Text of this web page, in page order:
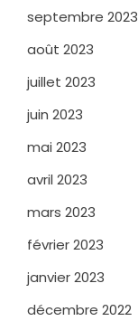
septembre 2023
août 2023
juillet 2023
juin 2023
mai 2023
avril 2023
mars 2023
février 2023
janvier 2023
décembre 2022